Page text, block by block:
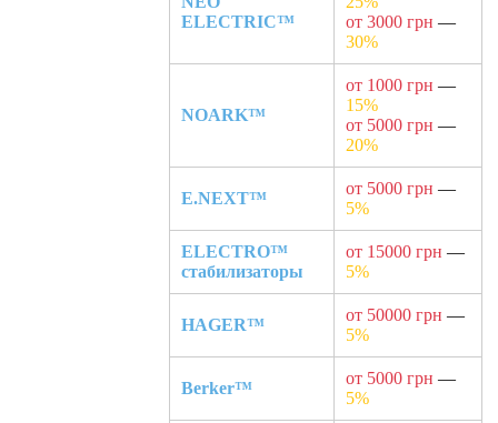
ELECTRIC™
от 3000 грн —
30%
NOARK™
от 1000 грн —
15%
от 5000 грн —
20%
E.NEXT™
от 5000 грн —
5%
ELECTRO™
стабилизаторы
от 15000 грн —
5%
HAGER™
от 50000 грн —
5%
Berker™
от 5000 грн —
5%